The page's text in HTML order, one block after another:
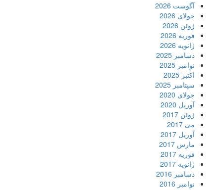
آگوست 2026
جولای 2026
ژوئن 2026
فوریه 2026
ژانویه 2026
دسامبر 2025
نوامبر 2025
اکتبر 2025
سپتامبر 2025
جولای 2020
آوریل 2020
ژوئن 2017
می 2017
آوریل 2017
مارس 2017
فوریه 2017
ژانویه 2017
دسامبر 2016
نوامبر 2016